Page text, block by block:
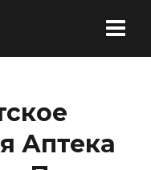
Аптека